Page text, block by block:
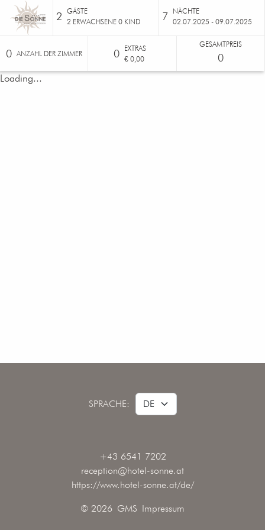
2 GÄSTE
2 ERWACHSENE 0 KIND 7
NÄCHTE
02.07.2025 - 09.07.2025
0 ANZAHL DER ZIMMER 0
EXTRAS
€ 0,00
0
GESAMTPREIS
Loading...
SPRACHE:
+43 6541 7202
reception@hotel-sonne.at
https://www.hotel-sonne.at/de/
© 2026 GMS Impressum